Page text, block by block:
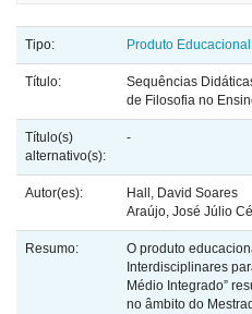
Tipo: Produto Educacional
Título:
Sequências
de Filosofia no
Título(s)
alternativo(s):
-
Autor(es):
Hall, David Soares
Araújo, José Júlio
Resumo:
O produto
Interdisciplinares
Médio Integrado”
no âmbito do